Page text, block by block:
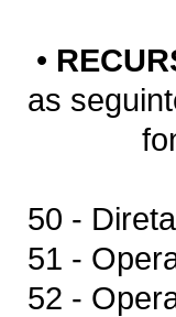
•
as
50 -
51 -
52 -